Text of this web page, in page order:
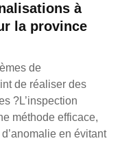
à
la province
de
de réaliser des
?L’inspection
méthode efficace,
en évitant